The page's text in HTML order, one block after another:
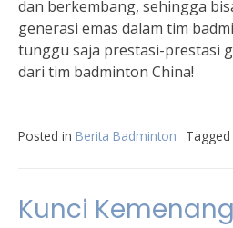
dan berkembang, sehingga
generasi emas dalam tim
tunggu saja prestasi-prestasi
dari tim badminton China!
Posted in Berita Badminton Tagged
Kunci